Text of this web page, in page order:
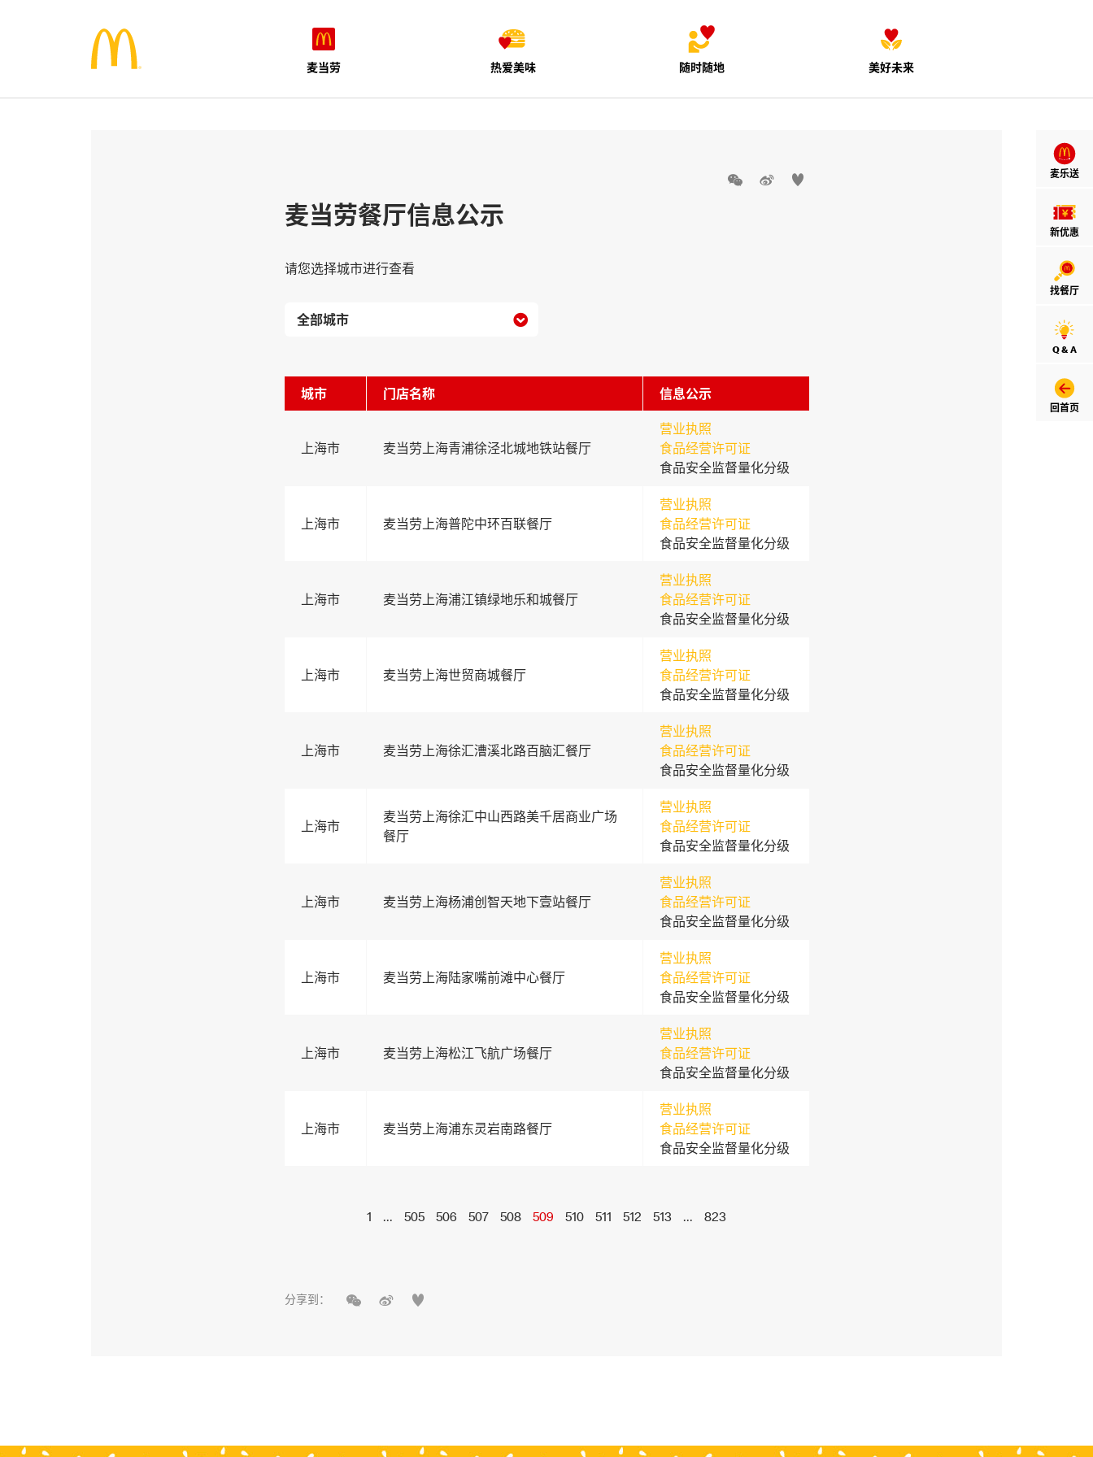
麦当劳 热爱美味 随时随地 美好未来
麦乐送
新优惠
找餐厅
Q & A
回首页
  
麦当劳餐厅信息公示
请您选择城市进行查看

城市 门店名称 信息公示
上海市 麦当劳上海青浦徐泾北城地铁站餐厅
营业执照
食品经营许可证
食品安全监督量化分级
上海市 麦当劳上海普陀中环百联餐厅
营业执照
食品经营许可证
食品安全监督量化分级
上海市 麦当劳上海浦江镇绿地乐和城餐厅
营业执照
食品经营许可证
食品安全监督量化分级
上海市 麦当劳上海世贸商城餐厅
营业执照
食品经营许可证
食品安全监督量化分级
上海市 麦当劳上海徐汇漕溪北路百脑汇餐厅
营业执照
食品经营许可证
食品安全监督量化分级
上海市
麦当劳上海徐汇中山西路美千居商业广场
餐厅
营业执照
食品经营许可证
食品安全监督量化分级
上海市 麦当劳上海杨浦创智天地下壹站餐厅
营业执照
食品经营许可证
食品安全监督量化分级
上海市 麦当劳上海陆家嘴前滩中心餐厅
营业执照
食品经营许可证
食品安全监督量化分级
上海市 麦当劳上海松江飞航广场餐厅
营业执照
食品经营许可证
食品安全监督量化分级
上海市 麦当劳上海浦东灵岩南路餐厅
营业执照
食品经营许可证
食品安全监督量化分级
1 ... 505 506 507 508 509 510 511 512 513 ... 823
分享到：   